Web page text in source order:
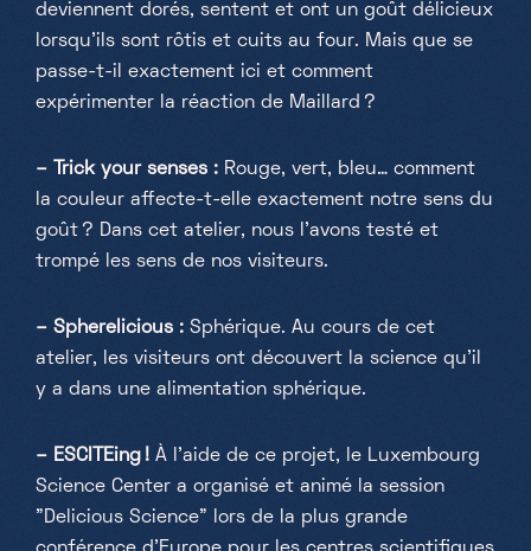
deviennent dorés, sentent et ont un goût délicieux
lorsqu'ils sont rôtis et cuits au four. Mais que se
passe-t-il exactement ici et comment
expérimenter la réaction de Maillard ?
– Trick your senses : Rouge, vert, bleu… comment
la couleur affecte-t-elle exactement notre sens du
goût ? Dans cet atelier, nous l'avons testé et
trompé les sens de nos visiteurs.
– Spherelicious : Sphérique. Au cours de cet
atelier, les visiteurs ont découvert la science qu'il
y a dans une alimentation sphérique.
– ESCITEing ! À l'aide de ce projet, le Luxembourg
Science Center a organisé et animé la session
"Delicious Science" lors de la plus grande